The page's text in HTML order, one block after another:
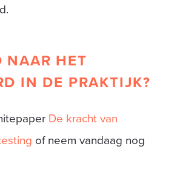
NAAR HET
IN DE PRAKTIJK?
De kracht van
of neem vandaag nog